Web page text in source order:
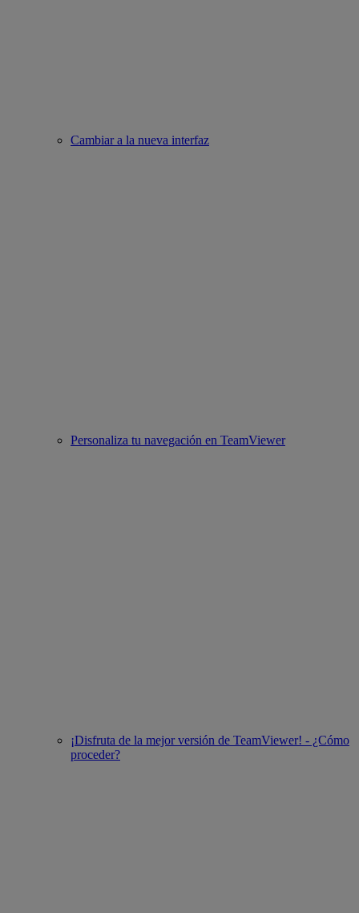
Cambiar a la nueva interfaz
Personaliza tu navegación en TeamViewer
¡Disfruta de la mejor versión de TeamViewer! - ¿Cómo
proceder?